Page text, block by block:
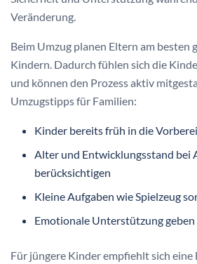
Veränderung.
Beim Umzug planen Eltern am besten
Kindern. Dadurch fühlen sich die
und können den Prozess aktiv
Umzugstipps für Familien:
Kinder bereits früh in die
Alter und Entwicklungsstand bei
berücksichtigen
Kleine Aufgaben wie Spielzeug
Emotionale Unterstützung geben
Für jüngere Kinder empfiehlt sich eine